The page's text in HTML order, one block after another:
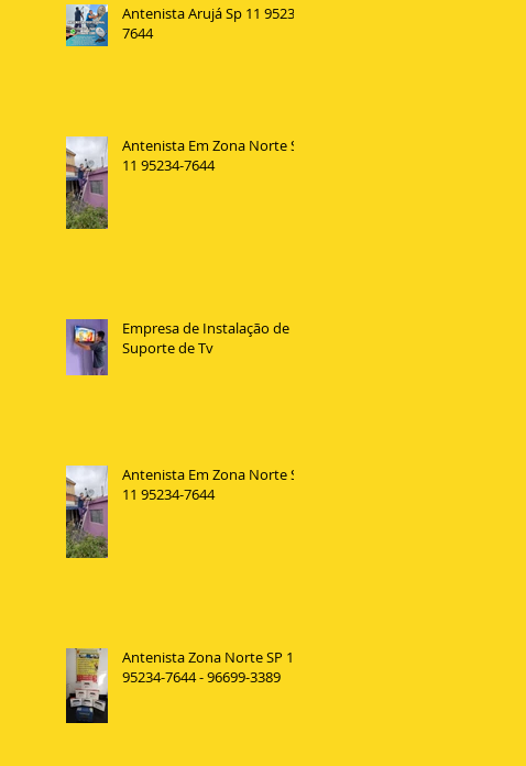
Antenista Arujá Sp 11 95234-
7644
Antenista Em Zona Norte SP
11 95234-7644
Empresa de Instalação de
Suporte de Tv
Antenista Em Zona Norte SP
11 95234-7644
Antenista Zona Norte SP 11
95234-7644 - 96699-3389